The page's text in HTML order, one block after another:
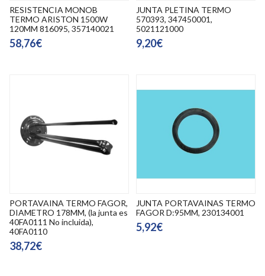
RESISTENCIA MONOB
TERMO ARISTON 1500W
120MM 816095, 357140021
58,76€
JUNTA PLETINA TERMO
570393, 347450001,
5021121000
9,20€
PORTAVAINA TERMO FAGOR,
DIAMETRO 178MM, (la junta es
40FA0111 No incluida),
40FA0110
38,72€
JUNTA PORTAVAINAS TERMO
FAGOR D:95MM, 230134001
5,92€